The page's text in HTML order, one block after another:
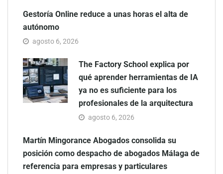
Gestoría Online reduce a unas horas el alta de
autónomo
agosto 6, 2026
The Factory School explica por
qué aprender herramientas de IA
ya no es suficiente para los
profesionales de la arquitectura
agosto 6, 2026
Martín Mingorance Abogados consolida su
posición como despacho de abogados Málaga de
referencia para empresas y particulares